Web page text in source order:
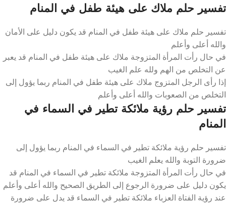
تفسير حلم ملاك على هيئة طفل في المنام
تفسير حلم ملاك على هيئة طفل في المنام قد يكون دليل على الأمان
والله أعلى وأعلم
في حال رأت المرأة المتزوجة ملاك على هيئة طفل في المنام قد يعبر
عن التخلص من الهم ولله علم الغيب
إذا رأى الرجل المتزوج ملاك على هيئة طفل في المنام ربما يؤول إلى
التخلص من الصعوبات والله أعلى وأعلم
تفسير حلم رؤية ملائكة تطير في السماء في
المنام
تفسير حلم رؤية ملائكة تطير في السماء في المنام ربما يؤول إلى
ضرورة التوبة والله يعلم الغيب
في حال رأت المرأة المتزوجة ملائكة تطير في السماء في المنام قد
يكون دليل على ضرورة الرجوع إلى الطريق الصحيح والله أعلى وأعلم
عند رؤية الفتاة العزباء ملائكة تطير في السماء قد يدل على ضرورة